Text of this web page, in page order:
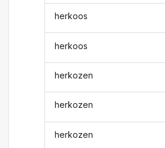
herkoos
herkoos
herkozen
herkozen
herkozen